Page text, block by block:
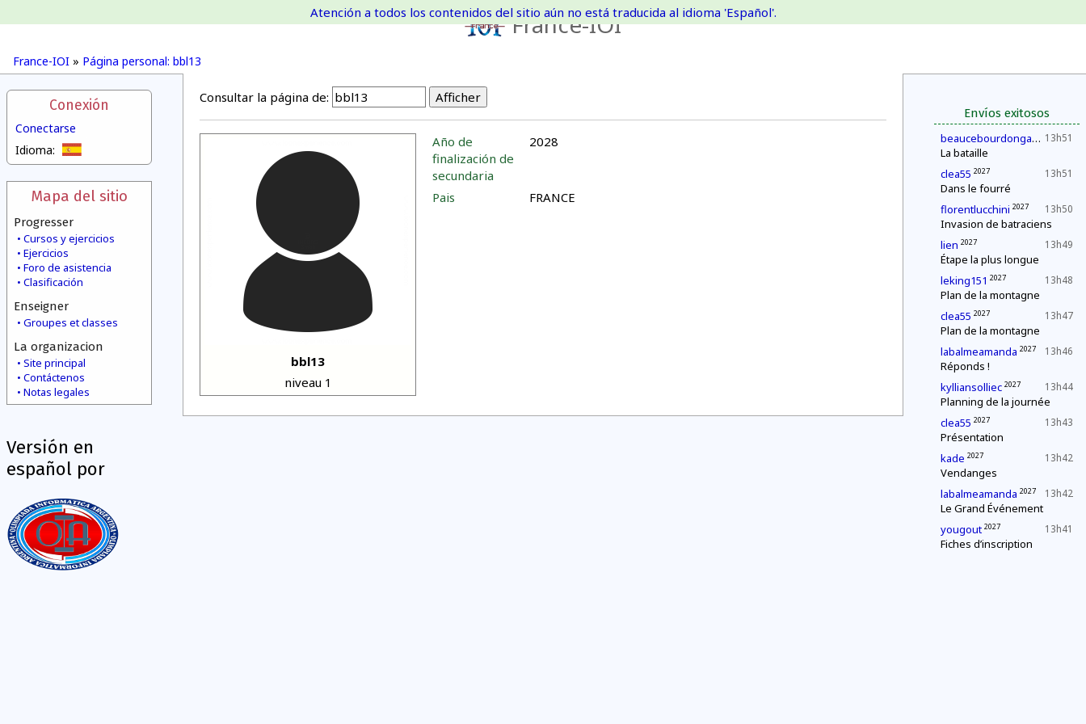
France-IOI
France-IOI » Página personal: bbl13
Atención a todos los contenidos del sitio aún no está traducida al idioma 'Español'.
Conexión
Conectarse
Idioma:
Mapa del sitio
Progresser
Cursos y ejercicios
Ejercicios
Foro de asistencia
Clasificación
Enseigner
Groupes et classes
La organizacion
Site principal
Contáctenos
Notas legales
Versión en
español por
Envíos exitosos
13h51
beaucebourdongabriel 2027
La bataille
13h51
clea55 2027
Dans le fourré
13h50
florentlucchini 2027
Invasion de batraciens
13h49
lien 2027
Étape la plus longue
13h48
leking151 2027
Plan de la montagne
13h47
clea55 2027
Plan de la montagne
13h46
labalmeamanda 2027
Réponds !
13h44
kylliansolliec 2027
Planning de la journée
13h43
clea55 2027
Présentation
13h42
kade 2027
Vendanges
13h42
labalmeamanda 2027
Le Grand Événement
13h41
yougout 2027
Fiches d’inscription
Consultar la página de:
bbl13
niveau 1
Año de
finalización de
secundaria
2028
Pais FRANCE